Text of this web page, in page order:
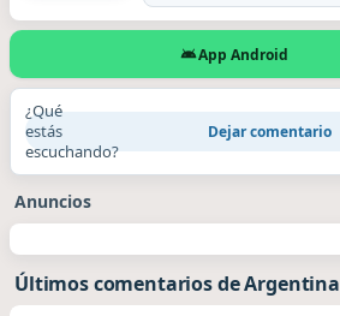
App Android
¿Qué
estás
escuchando?
Dejar comentario
Anuncios
Últimos comentarios de Argentina